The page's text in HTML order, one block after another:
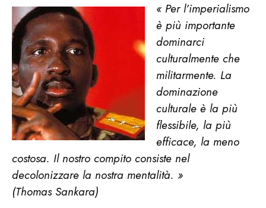
« Per l’imperialismo
è più importante
dominarci
culturalmente che
militarmente. La
dominazione
culturale è la più
flessibile, la più
efficace, la meno
costosa. Il nostro compito consiste nel
decolonizzare la nostra mentalità. »
(Thomas Sankara)